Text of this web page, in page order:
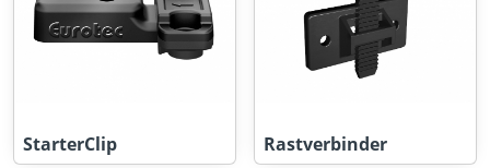
StarterClip Rastverbinder